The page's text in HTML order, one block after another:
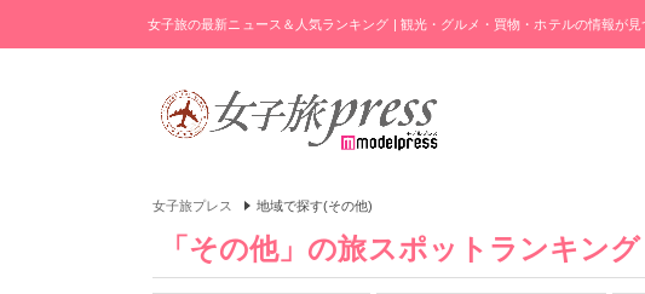
女子旅の最新ニュース＆人気ランキング | 観光・グルメ・買物・ホテルの情報が見
女子旅プレス 地域で探す(その他)
「その他」の旅スポットランキング